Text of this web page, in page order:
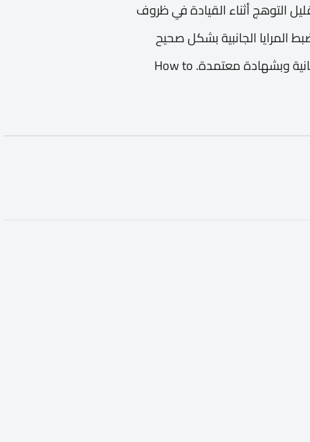
التوهج أثناء القيادة في ظروف
المرايا الجانبية بشكل صحيح
لتحسين الرؤية وتعزيز السلامة أثناء القيادة,الدورة مجانية وبشهادة معتمدة. How to